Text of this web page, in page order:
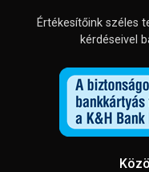
Értékesítőink széles
kérdéseivel